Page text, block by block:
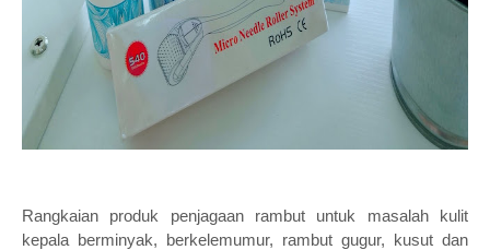
Rangkaian produk penjagaan rambut untuk masalah kulit
kepala berminyak, berkelemumur, rambut gugur, kusut dan